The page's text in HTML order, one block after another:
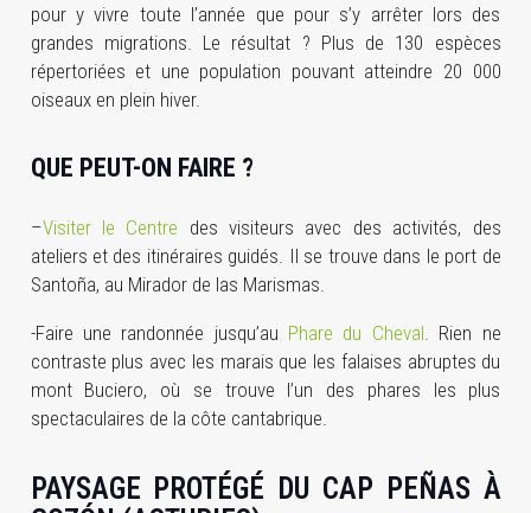
pour y vivre toute l’année que pour s’y arrêter lors des
grandes migrations. Le résultat ? Plus de 130 espèces
répertoriées et une population pouvant atteindre 20 000
oiseaux en plein hiver.
QUE PEUT-ON FAIRE ?
–Visiter le Centre des visiteurs avec des activités, des
ateliers et des itinéraires guidés. Il se trouve dans le port de
Santoña, au Mirador de las Marismas.
-Faire une randonnée jusqu’au Phare du Cheval . Rien ne
contraste plus avec les marais que les falaises abruptes du
mont Buciero, où se trouve l’un des phares les plus
spectaculaires de la côte cantabrique.
PAYSAGE PROTÉGÉ DU CAP PEÑAS À